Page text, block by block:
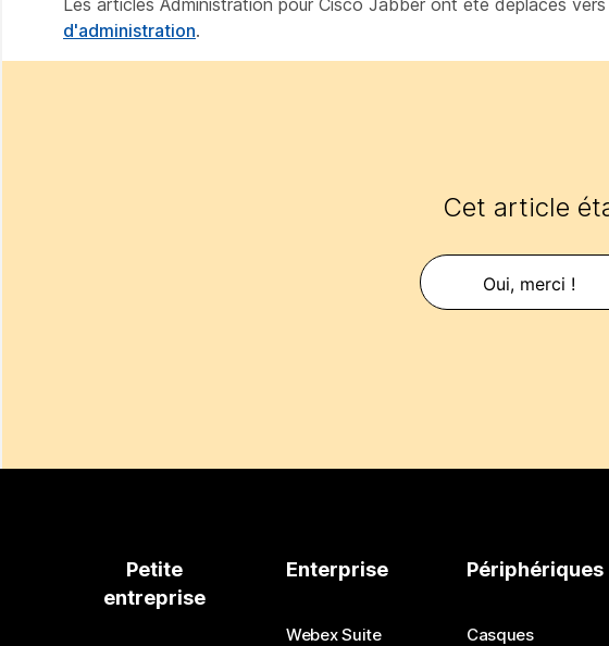
Les articles Administration pour Cisco Jabber ont été déplacés
d'administration.
Cet article
Oui, merci !
Petite
entreprise
Enterprise
Webex Suite
Périphériques
Casques